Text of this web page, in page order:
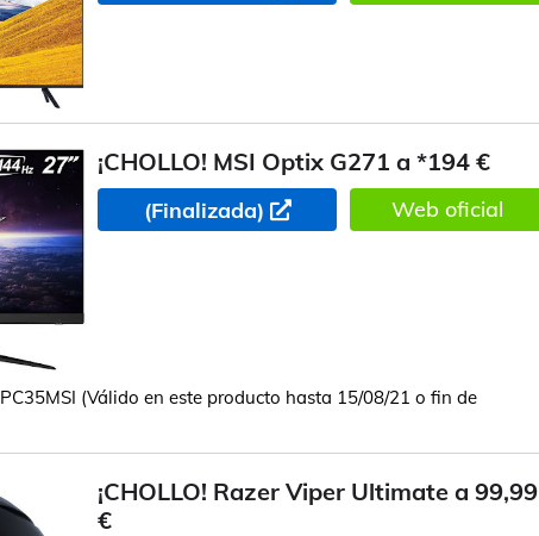
¡CHOLLO! MSI Optix G271 a *194 €
(Finalizada) Web oficial
PC35MSI (Válido en este producto hasta 15/08/21 o fin de
¡CHOLLO! Razer Viper Ultimate a 99,99
€